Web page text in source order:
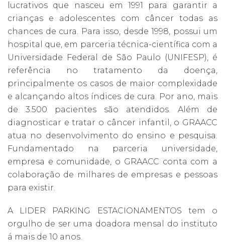
lucrativos que nasceu em 1991 para garantir a
crianças e adolescentes com câncer todas as
chances de cura. Para isso, desde 1998, possui um
hospital que, em parceria técnica-científica com a
Universidade Federal de São Paulo (UNIFESP), é
referência no tratamento da doença,
principalmente os casos de maior complexidade
e alcançando altos índices de cura. Por ano, mais
de 3.500 pacientes são atendidos. Além de
diagnosticar e tratar o câncer infantil, o GRAACC
atua no desenvolvimento do ensino e pesquisa.
Fundamentado na parceria universidade,
empresa e comunidade, o GRAACC conta com a
colaboração de milhares de empresas e pessoas
para existir.
A LIDER PARKING ESTACIONAMENTOS tem o
orgulho de ser uma doadora mensal do instituto
á mais de 10 anos.